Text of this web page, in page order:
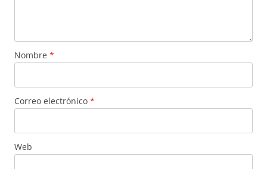
Nombre *
Correo electrónico *
Web